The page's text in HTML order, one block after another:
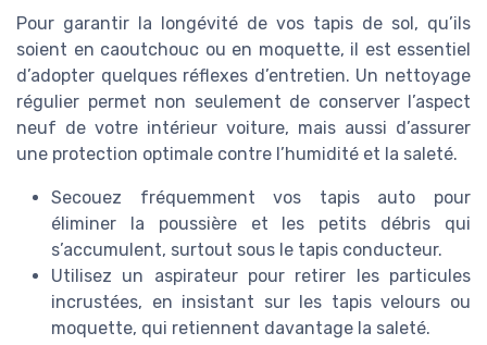
Pour garantir la longévité de vos tapis de sol, qu’ils
soient en caoutchouc ou en moquette, il est essentiel
d’adopter quelques réflexes d’entretien. Un nettoyage
régulier permet non seulement de conserver l’aspect
neuf de votre intérieur voiture, mais aussi d’assurer
une protection optimale contre l’humidité et la saleté.
Secouez fréquemment vos tapis auto pour
éliminer la poussière et les petits débris qui
s’accumulent, surtout sous le tapis conducteur.
Utilisez un aspirateur pour retirer les particules
incrustées, en insistant sur les tapis velours ou
moquette, qui retiennent davantage la saleté.